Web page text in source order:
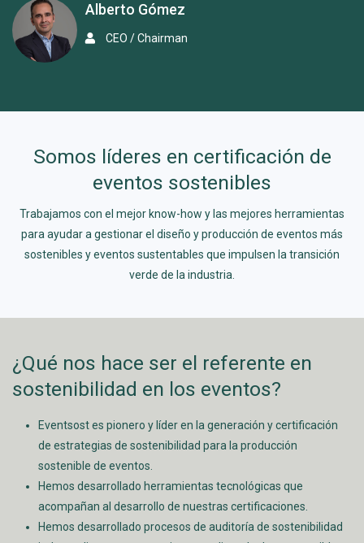
Alberto Gómez
CEO / Chairman
Somos líderes en certificación de
eventos sostenibles
Trabajamos con el mejor know-how y las mejores herramientas
para ayudar a gestionar el diseño y producción de eventos más
sostenibles y eventos sustentables que impulsen la transición
verde de la industria.
¿Qué nos hace ser el referente en
sostenibilidad en los eventos?
Eventsost es pionero y líder en la generación y certificación
de estrategias de sostenibilidad para la producción
sostenible de eventos.
Hemos desarrollado herramientas tecnológicas que
acompañan al desarrollo de nuestras certificaciones.
Hemos desarrollado procesos de auditoría de sostenibilidad